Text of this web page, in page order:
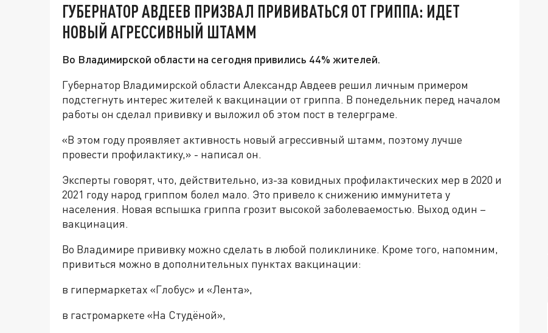
ГУБЕРНАТОР АВДЕЕВ ПРИЗВАЛ ПРИВИВАТЬСЯ ОТ ГРИППА: ИДЕТ
НОВЫЙ АГРЕССИВНЫЙ ШТАММ
Во Владимирской области на сегодня привились 44% жителей.
Губернатор Владимирской области Александр Авдеев решил личным примером
подстегнуть интерес жителей к вакцинации от гриппа. В понедельник перед началом
работы он сделал прививку и выложил об этом пост в телерграме.
«В этом году проявляет активность новый агрессивный штамм, поэтому лучше
провести профилактику,» - написал он.
Эксперты говорят, что, действительно, из-за ковидных профилактических мер в 2020 и
2021 году народ гриппом болел мало. Это привело к снижению иммунитета у
населения. Новая вспышка гриппа грозит высокой заболеваемостью. Выход один –
вакцинация.
Во Владимире прививку можно сделать в любой поликлинике. Кроме того, напомним,
привиться можно в дополнительных пунктах вакцинации:
в гипермаркетах «Глобус» и «Лента»,
в гастромаркете «На Студёной»,